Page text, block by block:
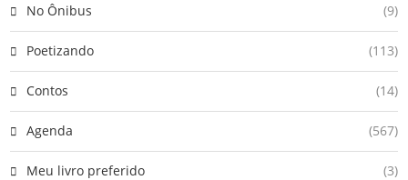
No Ônibus (9)
Poetizando (113)
Contos (14)
Agenda (567)
Meu livro preferido (3)